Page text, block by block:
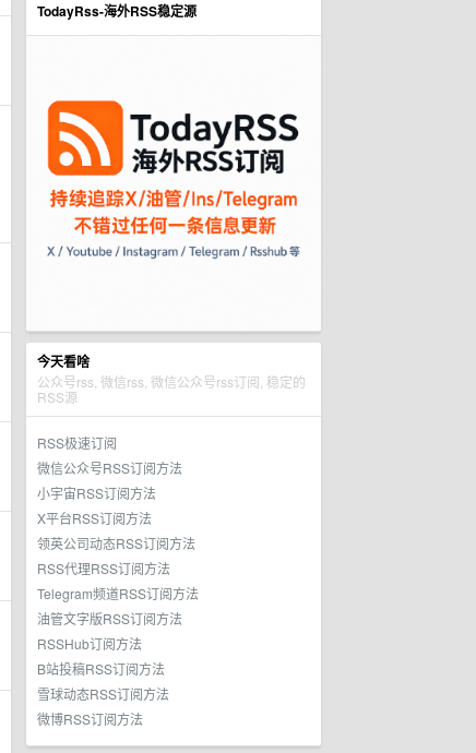
TodayRss-海外RSS稳定源
今天看啥
公众号rss, 微信rss, 微信公众号rss订阅, 稳定的
RSS源
RSS极速订阅
微信公众号RSS订阅方法
小宇宙RSS订阅方法
X平台RSS订阅方法
领英公司动态RSS订阅方法
RSS代理RSS订阅方法
Telegram频道RSS订阅方法
油管文字版RSS订阅方法
RSSHub订阅方法
B站投稿RSS订阅方法
雪球动态RSS订阅方法
微博RSS订阅方法